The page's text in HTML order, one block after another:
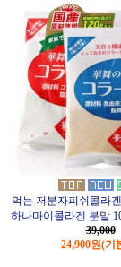
먹는 저분자피쉬콜라
하나마이콜라겐 분말
39,000
24,900원(기